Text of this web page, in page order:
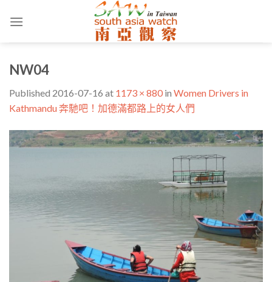
NW04
Published 2016-07-16 at 1173 × 880 in Women Drivers in
Kathmandu 奔馳吧！加德滿都路上的女人們